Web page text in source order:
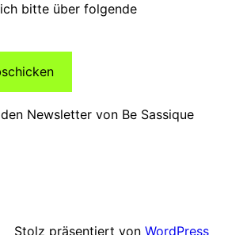
bitte über folgende
Newsletter von Be Sassique
Stolz präsentiert von WordPress